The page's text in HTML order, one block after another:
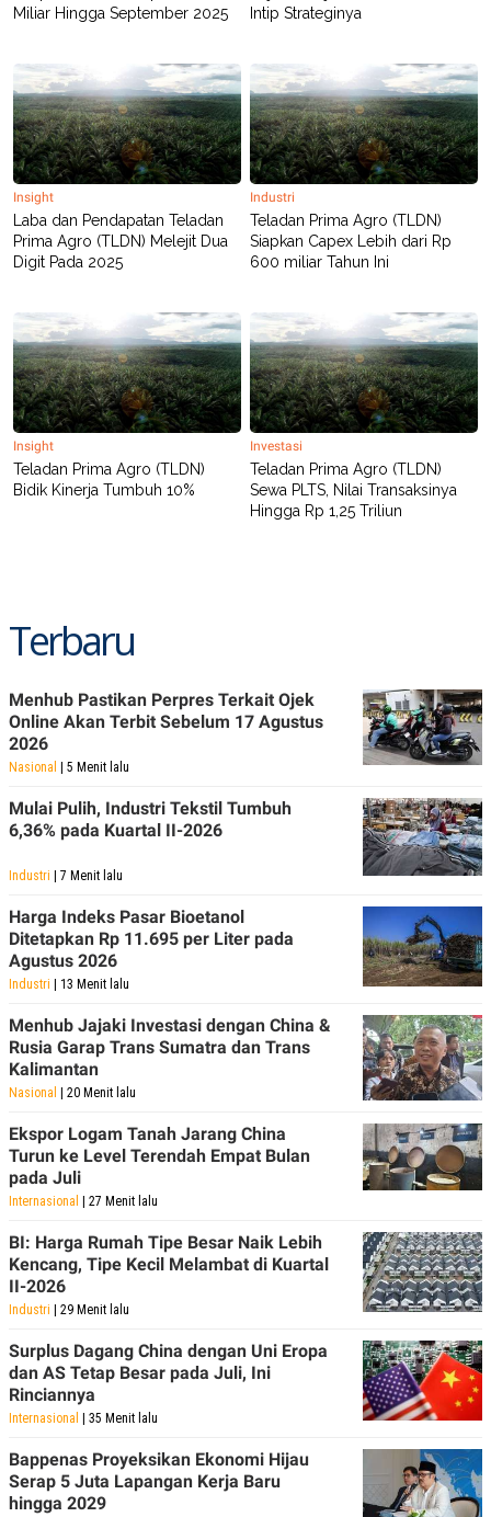
Miliar Hingga September 2025
Intip Strateginya
Insight
Laba dan Pendapatan Teladan
Prima Agro (TLDN) Melejit Dua
Digit Pada 2025
Industri
Teladan Prima Agro (TLDN)
Siapkan Capex Lebih dari Rp
600 miliar Tahun Ini
Insight
Teladan Prima Agro (TLDN)
Bidik Kinerja Tumbuh 10%
Investasi
Teladan Prima Agro (TLDN)
Sewa PLTS, Nilai Transaksinya
Hingga Rp 1,25 Triliun
Terbaru
Menhub Pastikan Perpres Terkait Ojek
Online Akan Terbit Sebelum 17 Agustus
2026
Nasional | 5 Menit lalu
Mulai Pulih, Industri Tekstil Tumbuh
6,36% pada Kuartal II-2026
Industri | 7 Menit lalu
Harga Indeks Pasar Bioetanol
Ditetapkan Rp 11.695 per Liter pada
Agustus 2026
Industri | 13 Menit lalu
Menhub Jajaki Investasi dengan China &
Rusia Garap Trans Sumatra dan Trans
Kalimantan
Nasional | 20 Menit lalu
Ekspor Logam Tanah Jarang China
Turun ke Level Terendah Empat Bulan
pada Juli
Internasional | 27 Menit lalu
BI: Harga Rumah Tipe Besar Naik Lebih
Kencang, Tipe Kecil Melambat di Kuartal
II-2026
Industri | 29 Menit lalu
Surplus Dagang China dengan Uni Eropa
dan AS Tetap Besar pada Juli, Ini
Rinciannya
Internasional | 35 Menit lalu
Bappenas Proyeksikan Ekonomi Hijau
Serap 5 Juta Lapangan Kerja Baru
hingga 2029